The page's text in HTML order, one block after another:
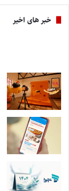
خبر های اخیر